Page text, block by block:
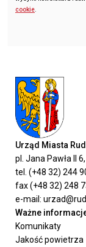
cookie
Urząd Miasta
pl. Jana Pawła II
tel. (+48 32) 244
fax (+48 32) 248
e-mail:
Ważne
Komunikaty
Jakość powietrza